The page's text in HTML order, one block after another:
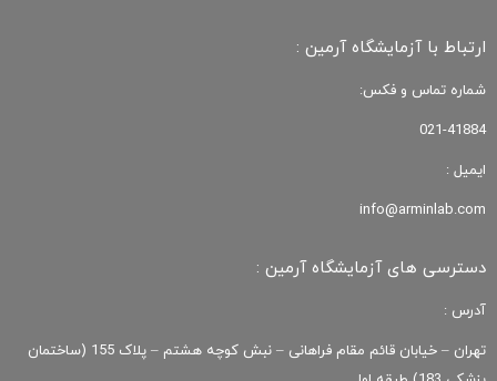
ارتباط با آزمایشگاه آرمین :
شماره تماس و فکس:
021-41884
ایمیل :
info@arminlab.com
دسترسی های آزمایشگاه آرمین :
آدرس :
تهران – خیابان قائم مقام فراهانی – نبش کوچه هشتم – پلاک 155 (ساختمان